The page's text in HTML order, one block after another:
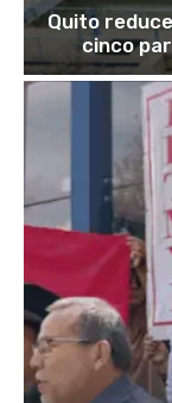
Quito
cinco